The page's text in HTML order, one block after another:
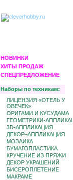
НОВИНКИ
ХИТЫ ПРОДАЖ
СПЕЦПРЕДЛОЖЕНИЕ
Наборы по техникам:
ЛИЦЕНЗИЯ «ОТЕЛЬ У
ОВЕЧЕК»
ОРИГАМИ И КУСУДАМА
ГЕОМЕТРИКИ-
3D-АППЛИКАЦИЯ
ДЕКОР–АППЛИКАЦИЯ
МОЗАИКА
БУМАГОПЛАСТИКА
КРУЧЕНИЕ ИЗ ПРЯЖИ
ДЕКОР УКРАШЕНИЙ
БИCЕРОПЛЕТЕНИЕ
МАКРАМЕ